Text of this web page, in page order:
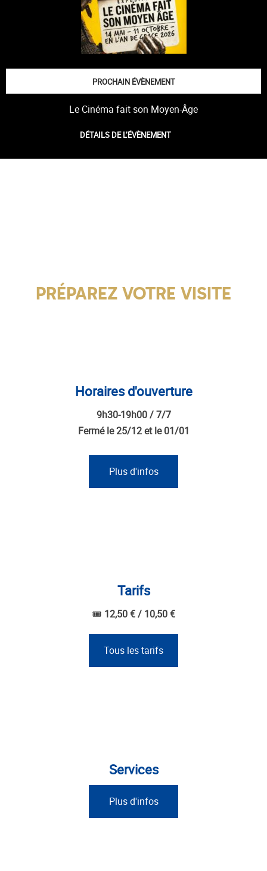
PROCHAIN ÉVÈNEMENT
Le Cinéma fait son Moyen-Âge
DÉTAILS DE L’ÉVÈNEMENT
PRÉPAREZ VOTRE VISITE
Horaires d'ouverture
9h30-19h00 / 7/7
Fermé le 25/12 et le 01/01
Plus d'infos
Tarifs
🎟 12,50 € / 10,50 €
Tous les tarifs
Services
Plus d'infos